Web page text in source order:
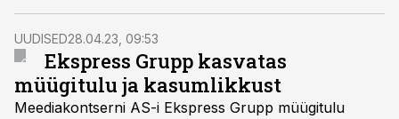
ulatus juuni lõpus 175 379-ni.
UUDISED28.04.23, 09:53
Ekspress Grupp kasvatas
müügitulu ja kasumlikkust
Meediakontserni AS-i Ekspress Grupp müügitulu